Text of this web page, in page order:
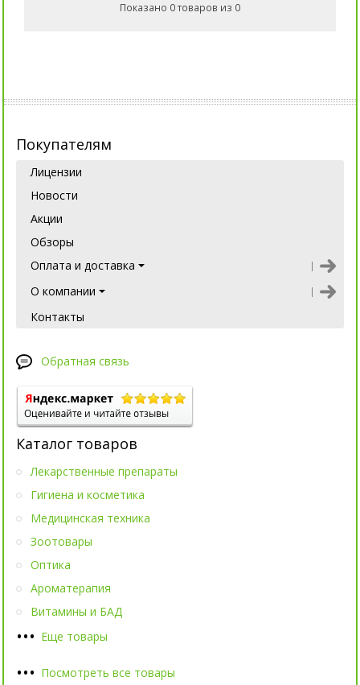
Показано 0 товаров из 0
Покупателям
Лицензии
Новости
Акции
Обзоры
Оплата и доставка
О компании
Контакты
Обратная связь
Каталог товаров
••• Еще товары
Лекарственные препараты
Гигиена и косметика
Медицинская техника
Зоотовары
Оптика
Ароматерапия
Витамины и БАД
••• Посмотреть все товары